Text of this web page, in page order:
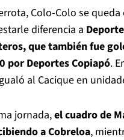
Colo-Colo se
diferencia a
que también fue
por Deportes Copiapó.
al Cacique en
jornada,el cuadro de
a Cobreloa,